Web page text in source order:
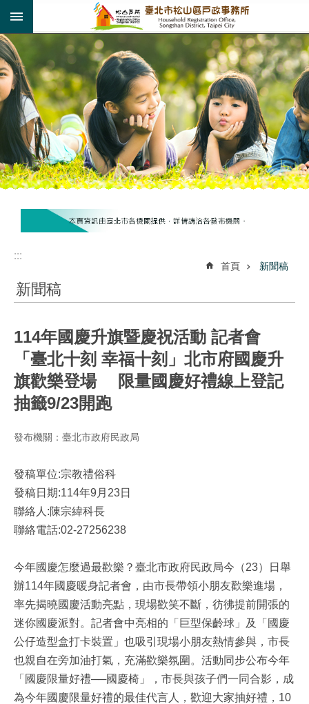
跳到主要內容區塊
:::
:::
首頁 新聞稿
新聞稿
114年國慶升旗暨慶祝活動 記者會
「臺北十刻 幸福十刻」北市府國慶升
旗歡樂登場 限量國慶好禮線上登記
抽籤9/23開跑
發布機關：臺北市政府民政局
發稿單位:宗教禮俗科
發稿日期:114年9月23日
聯絡人:陳宗緯科長
聯絡電話:02-27256238
今年國慶怎麼過最歡樂？臺北市政府民政局今（23）日舉
辦114年國慶暖身記者會，由市長帶領小朋友歡樂進場，
率先揭曉國慶活動亮點，現場歡笑不斷，彷彿提前開張的
迷你國慶派對。記者會中亮相的「巨型保齡球」及「國慶
公仔造型盒打卡裝置」也吸引現場小朋友熱情參與，市長
也親自在旁加油打氣，充滿歡樂氛圍。活動同步公布今年
「國慶限量好禮──國慶椅」，市長與孩子們一同合影，成
為今年國慶限量好禮的最佳代言人，歡迎大家抽好禮，10